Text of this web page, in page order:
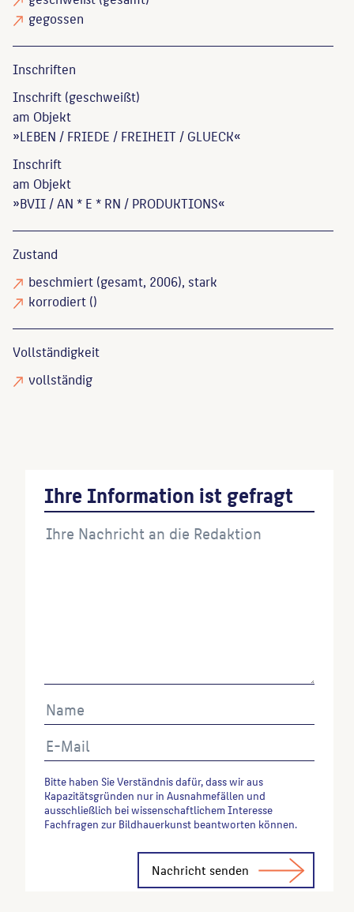
gegossen
Inschriften
Inschrift (geschweißt)
am Objekt
»LEBEN / FRIEDE / FREIHEIT / GLUECK«
Inschrift
am Objekt
»BVII / AN * E * RN / PRODUKTIONS«
Zustand
beschmiert(gesamt, 2006), stark
korrodiert()
Vollständigkeit
vollständig
Ihre Information ist gefragt
Bitte haben Sie Verständnis dafür, dass wir aus
Kapazitätsgründen nur in Ausnahmefällen und
ausschließlich bei wissenschaftlichem Interesse
Fachfragen zur Bildhauerkunst beantworten können.